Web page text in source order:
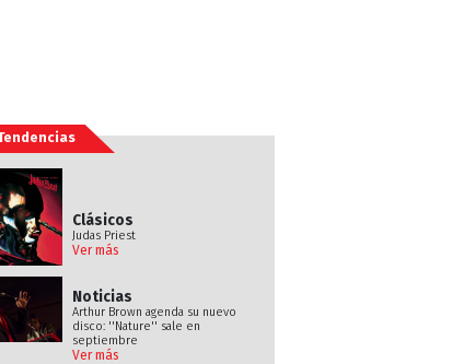
Clásicos
Judas Priest
Ver más
Noticias
Arthur Brown agenda su nuevo
disco: ''Nature'' sale en
septiembre
Ver más